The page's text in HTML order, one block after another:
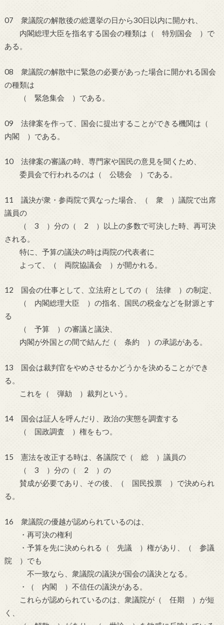
07 衆議院の解散後の総選挙の日から30日以内に開かれ、
内閣総理大臣を指名する国会の種類は（ 特別国会 ）で
ある。
08 衆議院の解散中に緊急の必要があった場合に開かれる国会
の種類は
（ 緊急集会 ）である。
09 法律案を作って、国会に提出することができる機関は（
内閣 ）である。
10 法律案の審議の時、専門家や国民の意見を聞くため、
委員会で行われるのは（ 公聴会 ）である。
11 議決が衆・参両院で異なった場合、（ 衆 ）議院で出席
議員の
（ 3 ）分の（ 2 ）以上の多数で可決した時、再可決
される。
特に、予算の議決の時は両院の代表者に
よって、（ 両院協議会 ）が開かれる。
12 国会の仕事として、立法府としての（ 法律 ）の制定、
（ 内閣総理大臣 ）の指名、国民の税金などを財源とす
る
（ 予算 ）の審議と議決、
内閣が外国との間で結んだ（ 条約 ）の承認がある。
13 国会は裁判官をやめさせるかどうかを決めることができ
る。
これを（ 弾劾 ）裁判という。
14 国会は証人を呼んだり、政治の実態を調査する
（ 国政調査 ）権をもつ。
15 憲法を改正する時は、各議院で（ 総 ）議員の
（ 3 ）分の（ 2 ）の
賛成が必要であり、その後、（ 国民投票 ）で決められ
る。
16 衆議院の優越が認められているのは、
・再可決の権利
・予算を先に決められる（ 先議 ）権があり、（ 参議
院 ）でも
不一致なら、衆議院の議決が国会の議決となる。
・（ 内閣 ）不信任の議決がある。
これらが認められているのは、衆議院が（ 任期 ）が短
く、